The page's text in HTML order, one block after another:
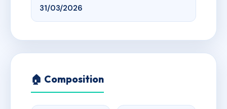
31/03/2026
🏠 Composition